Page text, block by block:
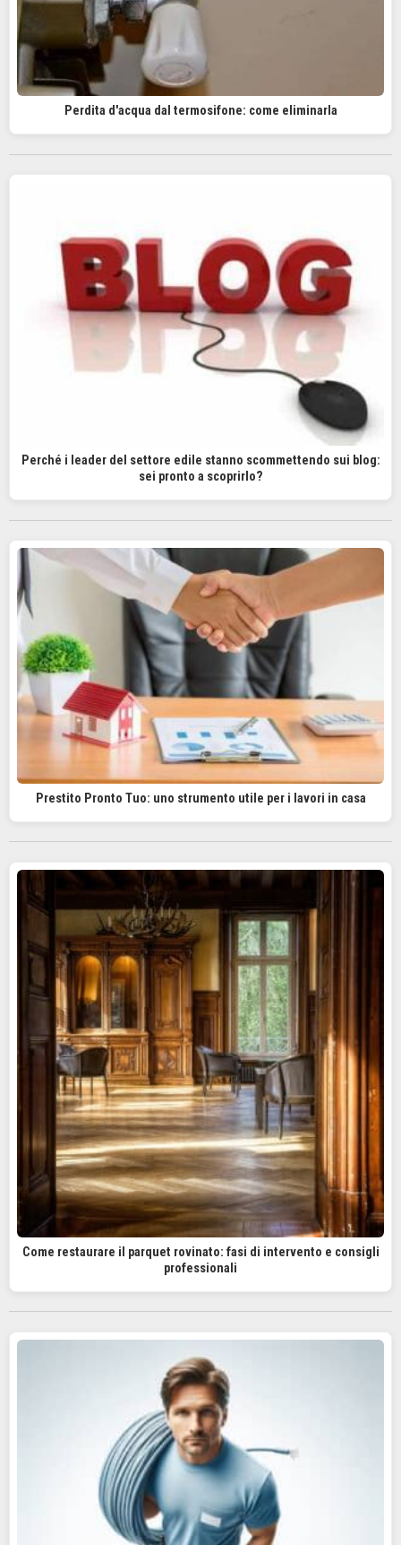
Perdita d'acqua dal termosifone: come eliminarla
Perché i leader del settore edile stanno scommettendo sui blog:
sei pronto a scoprirlo?
Prestito Pronto Tuo: uno strumento utile per i lavori in casa
Come restaurare il parquet rovinato: fasi di intervento e consigli
professionali